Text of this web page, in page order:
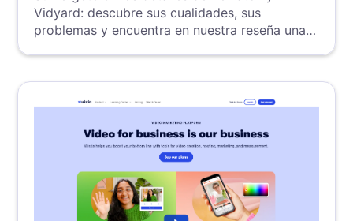
Vidyard: descubre sus cualidades, sus
problemas y encuentra en nuestra reseña una